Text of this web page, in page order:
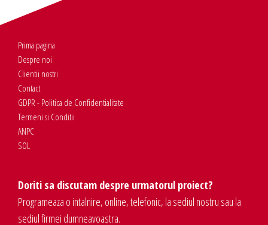
Prima pagina
Despre noi
Clientii nostri
Contact
GDPR - Politica de Confidentialitate
Termeni si Conditii
ANPC
SOL
Doriti sa discutam despre urmatorul proiect?
Programeaza o intalnire, online, telefonic, la sediul nostru sau la
sediul firmei dumneavoastra.